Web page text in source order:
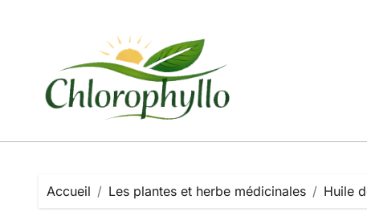
Accueil Les plantes et herbe médicinales Huile